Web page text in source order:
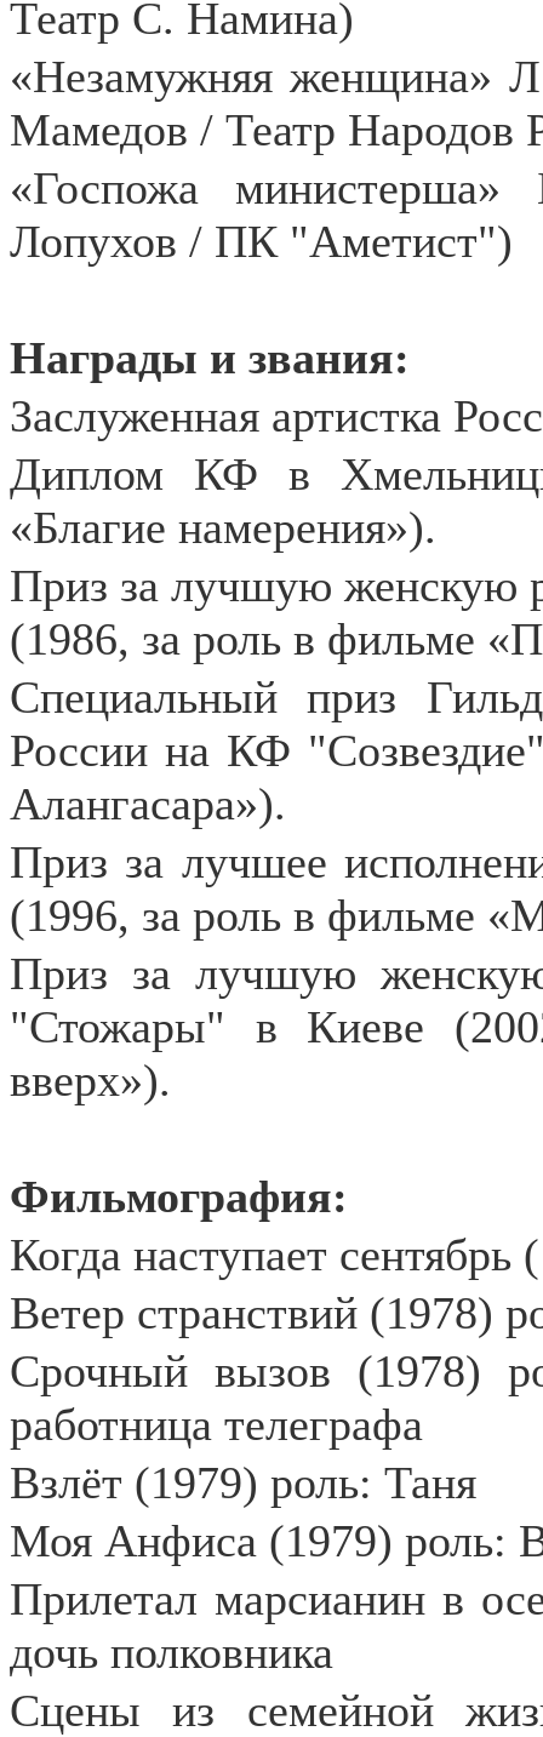
Театр С. Намина)
«Незамужняя женщина»
Мамедов / Театр Народов
«Госпожа
Лопухов / ПК "Аметист")
Награды и звания:
Заслуженная артистка
Диплом КФ в
«Благие намерения»).
Приз за лучшую женскую
(1986, за роль в фильме
Специальный приз
России на КФ
Алангасара»).
Приз за лучшее
(1996, за роль в фильме
Приз за лучшую
"Стожары" в Киеве
вверх»).
Фильмография:
Когда наступает сентябрь
Ветер странствий (1978)
Срочный вызов (1978)
работница телеграфа
Взлёт (1979) роль: Таня
Моя Анфиса (1979) роль:
Прилетал марсианин в
дочь полковника
Сцены из семейной